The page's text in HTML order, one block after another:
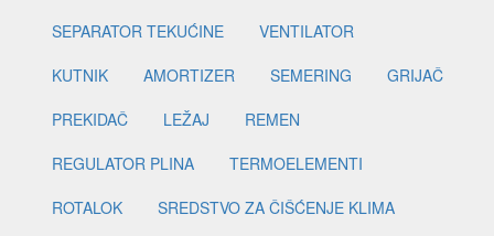
SEPARATOR TEKUĆINE
VENTILATOR
KUTNIK
AMORTIZER SEMERING
GRIJAČ
PREKIDAČ
LEŽAJ
REMEN
REGULATOR PLINA
TERMOELEMENTI
ROTALOK
SREDSTVO ZA ČIŠĆENJE KLIMA